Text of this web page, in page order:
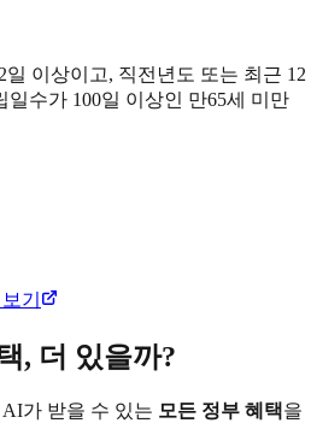
이상이고, 직전년도 또는 최근 12
수가 100일 이상인 만65세 미만
기
, 더 있을까?
가 받을 수 있는 모든 정부 혜택을